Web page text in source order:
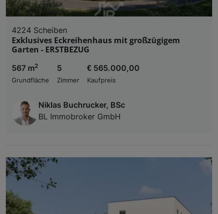
4224 Scheiben
Exklusives Eckreihenhaus mit großzügigem
Garten - ERSTBEZUG
567 m2
Grundfläche
5
Zimmer
€ 565.000,00
Kaufpreis
Niklas Buchrucker, BSc
BL Immobroker GmbH